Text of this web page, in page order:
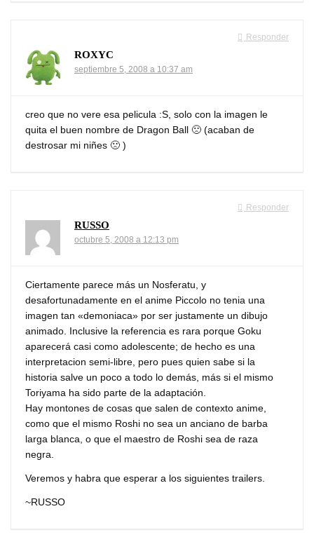
Responder
ROXYC
septiembre 5, 2008 a 10:37 am
creo que no vere esa pelicula :S, solo con la imagen le
quita el buen nombre de Dragon Ball 🙁 (acaban de
destrosar mi niñes 🙁 )
Responder
RUSSO
octubre 5, 2008 a 12:13 pm
Ciertamente parece más un Nosferatu, y
desafortunadamente en el anime Piccolo no tenia una
imagen tan «demoniaca» por ser justamente un dibujo
animado. Inclusive la referencia es rara porque Goku
aparecerá casi como adolescente; de hecho es una
interpretacion semi-libre, pero pues quien sabe si la
historia salve un poco a todo lo demás, más si el mismo
Toriyama ha sido parte de la adaptación.
Hay montones de cosas que salen de contexto anime,
como que el mismo Roshi no sea un anciano de barba
larga blanca, o que el maestro de Roshi sea de raza
negra.
Veremos y habra que esperar a los siguientes trailers.
~RUSSO